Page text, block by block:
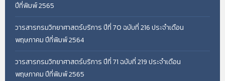
ปีที่พิมพ์ 2565
วารสารกรมวิทยาศาสตร์บริการ ปีที่ 70 ฉบับที่ 216 ประจำเดือน
พฤษภาคม ปีที่พิมพ์ 2564
วารสารกรมวิทยาศาสตร์บริการ ปีที่ 71 ฉบับที่ 219 ประจำเดือน
พฤษภาคม ปีที่พิมพ์ 2565